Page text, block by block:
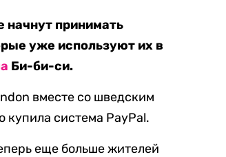
начнут принимать
уже используют их в
Би-би-си.
вместе со шведским
система PayPal.
еще больше жителей